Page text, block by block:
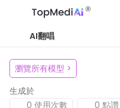
AI翻唱
瀏覽所有模型 >
生成於
0 使用次數
0 點讚